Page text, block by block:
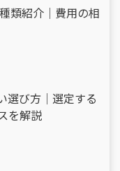
類紹介｜費用の相
選び方｜選定する
を解説